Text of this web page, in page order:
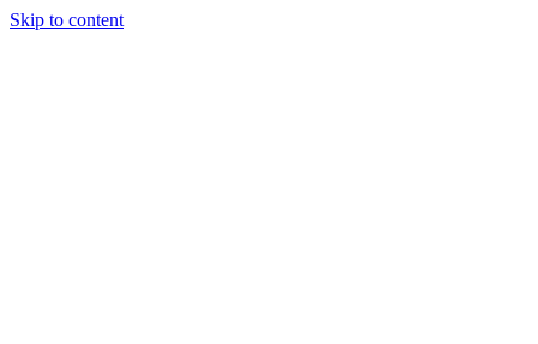
Skip to content